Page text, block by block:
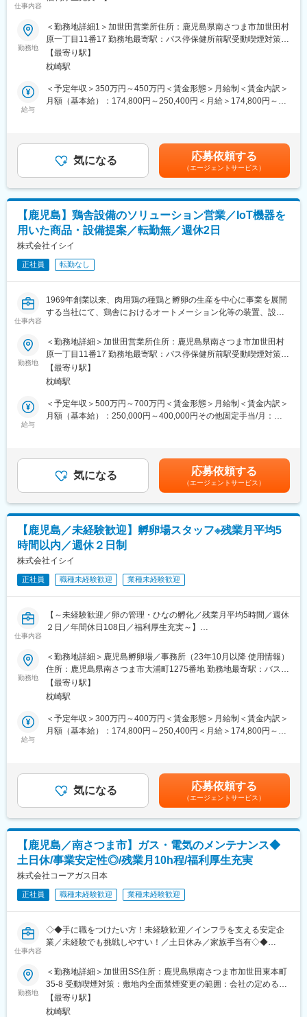
・週休：シフトによる週2日制です。※シフトの都合により、1日
・転勤：当面の間なし（年に一回希望を取り、社員の方と相談を
しながら決めております。）
変更の範囲：会社の定める業務
仕事内容
1969年創業以来、肉用鶏の種鶏と孵卵の生産を中心に事業を展開
する当社にて、以下の業務をご担当いただきます。
当社はブロイラーひな導入のパイオニアとして、ブロイラーのひ
な生産・飼養受託・販売も行っております。
近年、後継者不足によりブロイラー農場の廃業が相次いでおりま
す。当社では、そういった農場を従業員を含めて買収し、鶏舎を
オートメーション化することで従業員が重労働をする必要がなく
ひなを生む元となる親鶏の飼養管理をお任せします。
・種鶏の飼育：集卵作業、選別、チップ捲き（床の管理）、鶏舎
す。
※種鶏とは：
ブロイラー(肉用鶏)を生産するための鶏のことで、通常ブロイラー
ひなの親世代を種鶏、その親世代を原種鶏といいます。
当社の種鶏場では、種鶏と原種鶏を育てています。種鶏場は、北
は青森県から南は鹿児島県まで全国に展開しており、異なる気候
や飼養条件の中、夏場・冬場の管理方法について情報を共有し、
より良い種鶏管理に努めています。
半日程度の研修を本社かWEBで受けていただきます。その後、配
属になり、配属先での研修やＯＪＴで業務を覚えていただきま
す。先輩社員が手厚くフォローするので、未経験の方でも安心し
て入社いただけます。
■組織構成
69名（20代:9名、30代:5名、40代:9名、50代:15名、60代:20名）
正な評価・行動と成果に見合った評価を行うことを大切にしてお
ります。
そのため、コンピテンシー（プロセス評価）とMBO（数値評価）
による評価制度を採用しており、結果ばかりではなく過程にも目
を向けて、社員の評価を行っております。
■働き方：
・週休：シフトによる週2日制です。※シフトの都合により、1日
休みの週が発生する可能性があります。
・転勤：当面の間なし（年に一回希望を取り、社員の方と相談を
変更の範囲：会社の定める業務
勤務地
＜勤務地詳細1＞加世田営業所住所：鹿児島県南さつま市加世田村
原一丁目11番17 勤務地最寄駅：バス停保健所前駅受動喫煙対策：
屋内全面禁煙＜勤務地詳細2＞鹿児島孵卵場／事務所（23年10月
以降 使用情報）住所：鹿児島県南さつま市大浦町1275番地 勤務
所あり変更の範囲：無
【最寄り駅】
枕崎駅
給与
＜予定年収＞350万円～450万円＜賃金形態＞月給制＜賃金内訳＞
月額（基本給）：174,800円～250,400円＜月給＞174,800円～
当、宿・日直手当賃金はあくまでも目安の金額であり、選考を通
じて上下する可能性があります。月給(月額)は固定手当を含めた表
記です。
気になる 応募依頼する
（エージェントサービス）
【鹿児島】鶏舎設備のソリューション営業／IoT機器を
用いた商品・設備提案／転勤無／週休2日
株式会社イシイ
正社員 転勤なし
仕事内容
1969年創業以来、肉用鶏の種鶏と孵卵の生産を中心に事業を展開
する当社にて、鶏舎におけるオートメーション化等の装置、設備
ります。
■業務詳細：
・既存顧客向けへの鶏舎設備導入提案、受注
・施工部門との調整、納品
・市場、顧客開拓の計画
・営業／販売部門の管理
ろんのこと、AIを活用した日々の自動体重測定まで完全自動、ス
マホ一台あれば鶏舎を管理できる時代となりました。
お客さまの手間を減らし、鶏舎に欠かせない空調機器や暖房機器
なげていただきます。
営業だけにとどまらない販売部門全体の管理をお任せできるよう
な人財を募集しています。
■評価制度：
当社の評価制度では、社員一人一人が目標をもち、公正な評価・
行動と成果に見合った評価を行うことを大切にしております。
そのため、コンピテンシー（プロセス評価）とMBO（数値評価）
による評価制度を採用しており、結果ばかりではなく過程にも目
を向けて、社員の評価を行っております。
変更の範囲：会社の定める業務
勤務地
＜勤務地詳細＞加世田営業所住所：鹿児島県南さつま市加世田村
原一丁目11番17 勤務地最寄駅：バス停保健所前駅受動喫煙対策：
屋内全面禁煙変更の範囲：無
【最寄り駅】
枕崎駅
給与
＜予定年収＞500万円～700万円＜賃金形態＞月給制＜賃金内訳＞
月額（基本給）：250,000円～400,000円その他固定手当/月：
調整給■その他、手当：正月手当、宿・日直手当賃金はあくまでも
目安の金額であり、選考を通じて上下する可能性があります。月
給(月額)は固定手当を含めた表記です。
気になる 応募依頼する
（エージェントサービス）
【鹿児島／未経験歓迎】孵卵場スタッフ※残業月平均5
時間以内／週休２日制
株式会社イシイ
正社員 職種未経験歓迎 業種未経験歓迎
仕事内容
【～未経験歓迎／卵の管理・ひなの孵化／残業月平均5時間／週休
２日／年間休日108日／福利厚生充実～】
する当社にて、以下の業務をご担当いただきます。
当社はブロイラーひな導入のパイオニアとして、ブロイラーのひ
な生産・飼養受託・販売も行っております。
近年、後継者不足によりブロイラー農場の廃業が相次いでおりま
す。当社では、そういった農場を従業員を含めて買収し、鶏舎を
オートメーション化することで
従業員が重労働をする必要がなくなるように取り組んでおりま
種鶏農場で生まれた受精卵を孵卵機に入れて、ひなを孵化させる
仕事です。
・清掃業務
※孵卵：
当社の種鶏場で飼養するチャンキー、ハバードカラー、国産鶏種
「たつの」「はりま」から採取した種卵が孵卵場に運ばれてきま
す。
孵卵場は岩手県、栃木県、大分県、鹿児島県に展開しています。
孵卵開始から19日目に一度孵卵器から種卵を出し、病気に対する
免疫力を高めるためにワクチン卵内接種機でワクチン接種を行い
ます。そして21日目に孵化したひなを農場へ出荷します。
■入社後について
属になり、配属先での研修やＯＪＴで業務を覚えていただきま
す。先輩社員が手厚くフォローするので、未経験の方でも安心し
て入社いただけます。
■組織構成
勤務地
＜勤務地詳細＞鹿児島孵卵場／事務所（23年10月以降 使用情報）
住所：鹿児島県南さつま市大浦町1275番地 勤務地最寄駅：バス停
笠沙高校跡駅受動喫煙対策：敷地内喫煙可能場所あり変更の範
囲：無
【最寄り駅】
枕崎駅
給与
＜予定年収＞300万円～400万円＜賃金形態＞月給制＜賃金内訳＞
月額（基本給）：174,800円～250,400円＜月給＞174,800円～
当、宿・日直手当賃金はあくまでも目安の金額であり、選考を通
じて上下する可能性があります。月給(月額)は固定手当を含めた表
記です。
気になる 応募依頼する
（エージェントサービス）
【鹿児島／南さつま市】ガス・電気のメンテナンス◆
土日休/事業安定性◎/残業月10h程/福利厚生充実
株式会社コーアガス日本
正社員 職種未経験歓迎 業種未経験歓迎
仕事内容
◇◆手に職をつけたい方！未経験歓迎／インフラを支える安定企
業／未経験でも挑戦しやすい！／土日休み／家族手当有◇◆
■担当業務■
同社のガスを利用頂いているお客様（個人宅／飲食店）に対し、
ガスの定期点検、器具修理・設置、アフターメンテナンス等を行
って頂きます
勤務地
＜勤務地詳細＞加世田SS住所：鹿児島県南さつま市加世田東本町
35-8 受動喫煙対策：敷地内全面禁煙変更の範囲：会社の定める事
業所
【最寄り駅】
枕崎駅